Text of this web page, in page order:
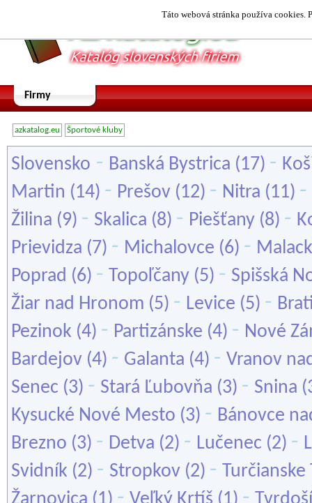
Táto webová stránka používa cookies.
Firmy
azkatalog.eu Športové kluby
Slovensko - Banská Bystrica (17) -
Martin (14) - Prešov (12) - Nitra (11) -
Žilina (9) - Skalica (8) - Piešťany (8) -
Prievidza (7) - Michalovce (6) -
Poprad (6) - Topoľčany (5) - Spišská
Žiar nad Hronom (5) - Levice (5) -
Pezinok (4) - Partizánske (4) - Nové
Bardejov (4) - Galanta (4) - Vranov
Senec (3) - Stará Ľubovňa (3) - Snina
Kysucké Nové Mesto (3) - Bánovce
Brezno (3) - Detva (2) - Lučenec (2) -
Svidník (2) - Stropkov (2) - Turčianske